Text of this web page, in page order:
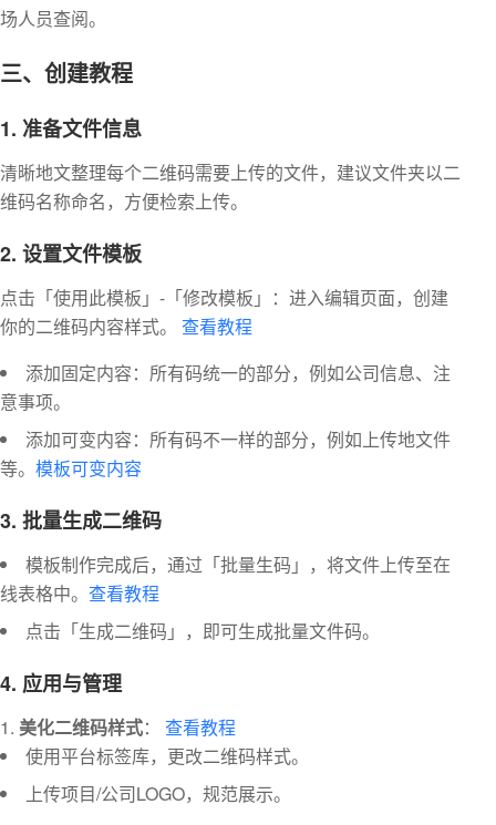
场人员查阅。
三、创建教程
1. 准备文件信息
清晰地文整理每个二维码需要上传的文件，建议文件夹以二
维码名称命名，方便检索上传。
2. 设置文件模板
点击「使用此模板」-「修改模板」：进入编辑页面，创建
你的二维码内容样式。 查看教程
添加固定内容：所有码统一的部分，例如公司信息、注
意事项。
添加可变内容：所有码不一样的部分，例如上传地文件
等。 模板可变内容
3. 批量生成二维码
模板制作完成后，通过「批量生码」，将文件上传至在
线表格中。 查看教程
点击「生成二维码」，即可生成批量文件码。
4. 应用与管理
美化二维码样式： 查看教程
使用平台标签库，更改二维码样式。
上传项目/公司LOGO，规范展示。